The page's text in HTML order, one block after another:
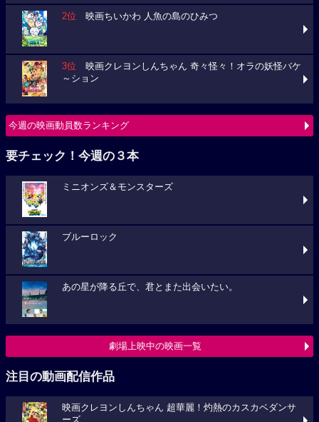
2位 映画ちいかわ 人魚の島のひみつ
3位 映画クレヨンしんちゃん 奇々怪々！オラの妖怪バケ
～ション
今週の映画動員数ランキング
要チェック！今週の３本
ミニオンズ＆モンスターズ
ブルーロック
あの星が降る丘で、君とまた出会いたい。
劇場上映中の映画一覧
注目の動画配信作品
映画クレヨンしんちゃん 超華麗！灼熱のカスカベダンサ